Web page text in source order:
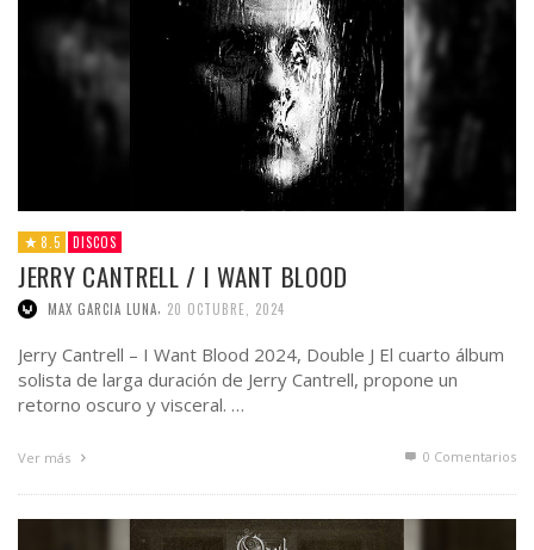
8.5 DISCOS
JERRY CANTRELL / I WANT BLOOD
MAX GARCIA LUNA, 20 OCTUBRE, 2024
Jerry Cantrell – I Want Blood 2024, Double J El cuarto álbum
solista de larga duración de Jerry Cantrell, propone un
retorno oscuro y visceral. …
Ver más 0 Comentarios